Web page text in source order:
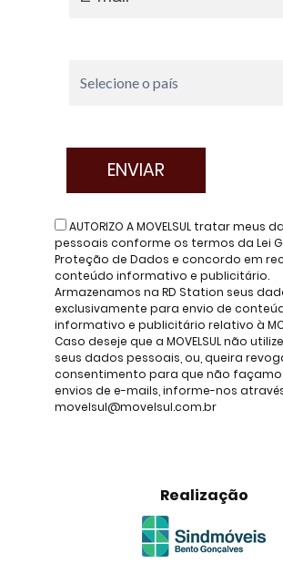
AUTORIZO A MOVELSUL tratar meus
pessoais conforme os termos da Lei
Proteção de Dados e concordo em
conteúdo informativo e publicitário.
Armazenamos na RD Station seus
exclusivamente para envio de
informativo e publicitário relativo à
Caso deseje que a MOVELSUL não
seus dados pessoais, ou, queira
consentimento para que não
envios de e-mails, informe-nos
movelsul@movelsul.com.br
Realização